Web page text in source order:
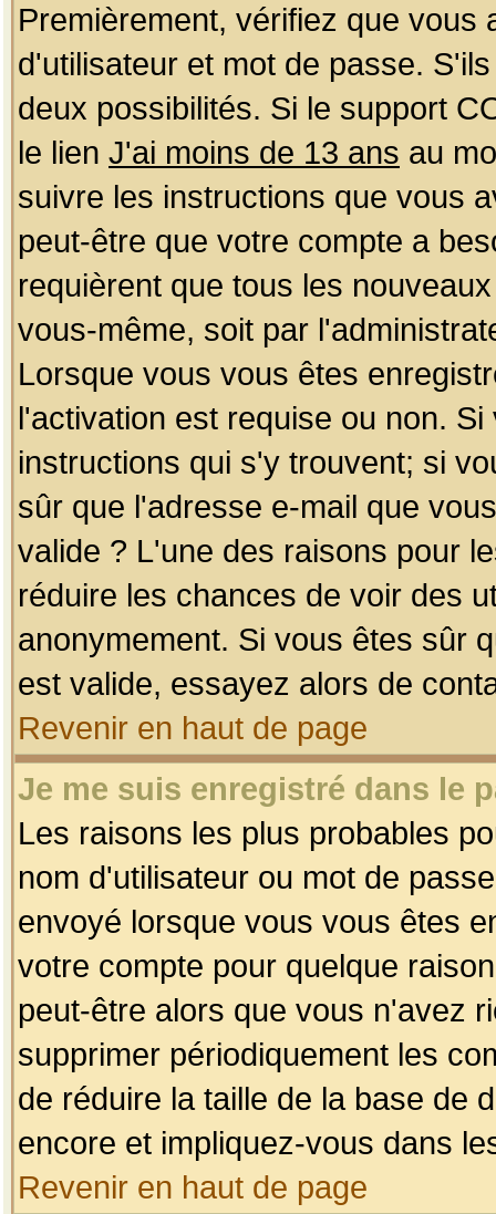
Premièrement, vérifiez que
d'utilisateur et mot de passe.
deux possibilités. Si le support
le lien J'ai moins de 13 ans au
suivre les instructions que vous
peut-être que votre compte a
requièrent que tous les
vous-même, soit par
Lorsque vous vous êtes
l'activation est requise ou non.
instructions qui s'y trouvent; si
sûr que l'adresse e-mail que
valide ? L'une des raisons pour
réduire les chances de voir des
anonymement. Si vous êtes sûr
est valide, essayez alors de
Revenir en haut de page
Je me suis enregistré dans le
Les raisons les plus probables
nom d'utilisateur ou mot de
envoyé lorsque vous vous êtes
votre compte pour quelque
peut-être alors que vous n'avez
supprimer périodiquement les
de réduire la taille de la base de
encore et impliquez-vous dans
Revenir en haut de page